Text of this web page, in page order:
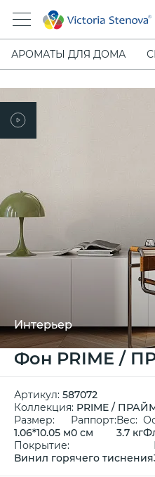
АРОМАТЫ ДЛЯ ДОМА
Интерьер
Фон PRIME /
Артикул: 587072
Коллекция: PRIME /
Размер:
1.06*10.05 м
Раппорт:
0 см
Вес:
3.7 кг
Покрытие:
Винил горячего тиснения